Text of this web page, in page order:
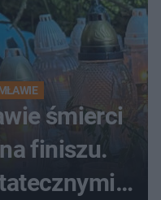
śmierci
finiszu.